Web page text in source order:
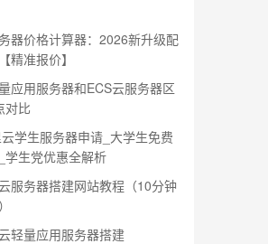
器价格计算器：2026新升级配
精准报价】
应用服务器和ECS云服务器区
对比
学生服务器申请_大学生免费
学生党优惠全解析
服务器搭建网站教程（10分钟
轻量应用服务器搭建